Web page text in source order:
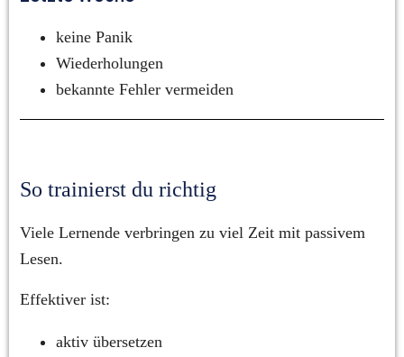
keine Panik
Wiederholungen
bekannte Fehler vermeiden
So trainierst du richtig
Viele Lernende verbringen zu viel Zeit mit passivem
Lesen.
Effektiver ist:
aktiv übersetzen